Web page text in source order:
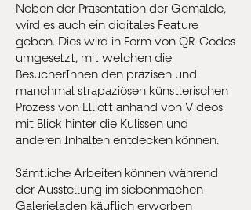
Neben der Präsentation der Gemälde,
wird es auch ein digitales Feature
geben. Dies wird in Form von QR-Codes
umgesetzt, mit welchen die
BesucherInnen den präzisen und
manchmal strapaziösen künstlerischen
Prozess von Elliott anhand von Videos
mit Blick hinter die Kulissen und
anderen Inhalten entdecken können.
Sämtliche Arbeiten können während
der Ausstellung im siebenmachen
Galerieladen käuflich erworben